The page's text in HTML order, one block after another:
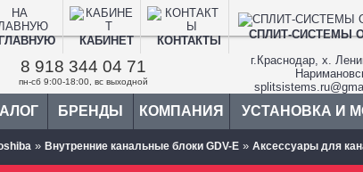
КАБИНЕТ КОНТАКТЫ СПЛИТ-СИСТЕМЫ
8 918 344 04 71
пн-сб 9:00-18:00, вс выходной
г.Краснодар, х.
БРЕНДЫ КОМПАНИЯ УСТАНОВКА И
» Внутренние канальные блоки GDV-E » Аксессуары для